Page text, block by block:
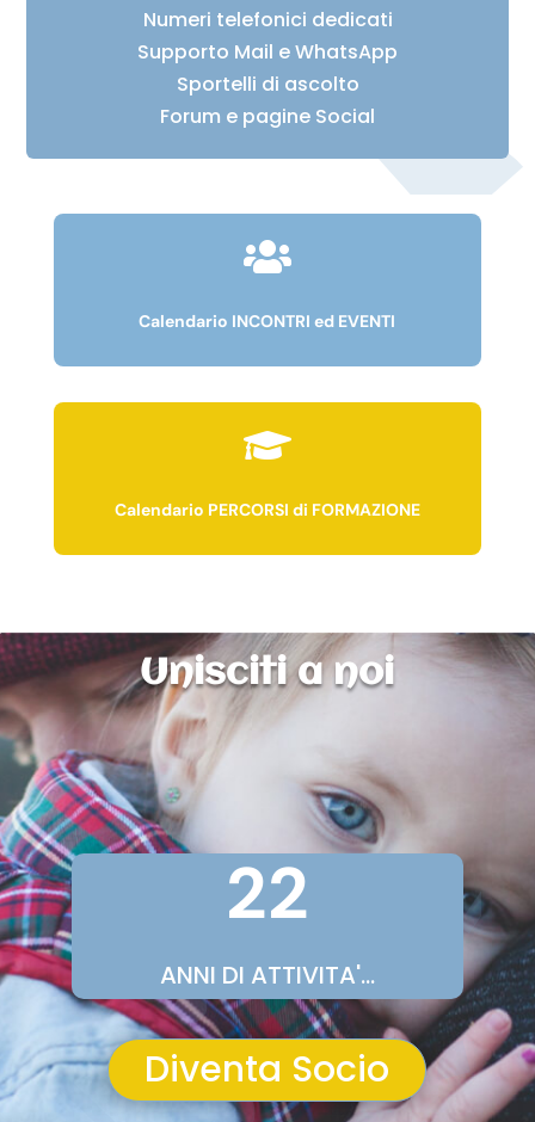
Numeri telefonici dedicati
Supporto Mail e WhatsApp
Sportelli di ascolto
Forum e pagine Social

Calendario INCONTRI ed EVENTI

Calendario PERCORSI di FORMAZIONE
Unisciti a noi
25
ANNI DI ATTIVITA'...
Diventa Socio